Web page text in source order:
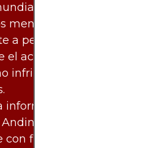
Sin embargo, los
mencionados están
a personas en
acceso y uso de
infringe leyes o
información
se
fines informativos.